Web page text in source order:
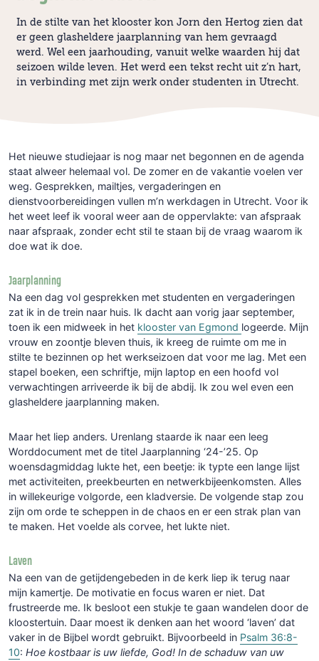
In de stilte van het klooster kon Jorn den Hertog zien dat
er geen glasheldere jaarplanning van hem gevraagd
werd. Wel een jaarhouding, vanuit welke waarden hij dat
seizoen wilde leven. Het werd een tekst recht uit z’n hart,
in verbinding met zijn werk onder studenten in Utrecht.
Het nieuwe studiejaar is nog maar net begonnen en de agenda
staat alweer helemaal vol. De zomer en de vakantie voelen ver
weg. Gesprekken, mailtjes, vergaderingen en
dienstvoorbereidingen vullen m’n werkdagen in Utrecht. Voor ik
het weet leef ik vooral weer aan de oppervlakte: van afspraak
naar afspraak, zonder echt stil te staan bij de vraag waarom ik
doe wat ik doe.
Jaarplanning
Na een dag vol gesprekken met studenten en vergaderingen
zat ik in de trein naar huis. Ik dacht aan vorig jaar september,
toen ik een midweek in het klooster van Egmond logeerde. Mijn
vrouw en zoontje bleven thuis, ik kreeg de ruimte om me in
stilte te bezinnen op het werkseizoen dat voor me lag. Met een
stapel boeken, een schriftje, mijn laptop en een hoofd vol
verwachtingen arriveerde ik bij de abdij. Ik zou wel even een
glasheldere jaarplanning maken.
Maar het liep anders. Urenlang staarde ik naar een leeg
Worddocument met de titel Jaarplanning ‘24-’25. Op
woensdagmiddag lukte het, een beetje: ik typte een lange lijst
met activiteiten, preekbeurten en netwerkbijeenkomsten. Alles
in willekeurige volgorde, een kladversie. De volgende stap zou
zijn om orde te scheppen in de chaos en er een strak plan van
te maken. Het voelde als corvee, het lukte niet.
Laven
Na een van de getijdengebeden in de kerk liep ik terug naar
mijn kamertje. De motivatie en focus waren er niet. Dat
frustreerde me. Ik besloot een stukje te gaan wandelen door de
kloostertuin. Daar moest ik denken aan het woord ‘laven’ dat
vaker in de Bijbel wordt gebruikt. Bijvoorbeeld in Psalm 36:8-
10: Hoe kostbaar is uw liefde, God! In de schaduw van uw